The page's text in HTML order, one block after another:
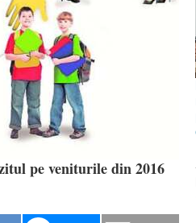
pe veniturile din 2016